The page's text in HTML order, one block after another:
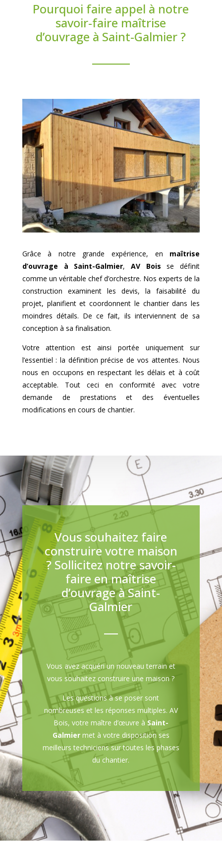
Pourquoi faire appel à notre
savoir-faire maîtrise
d’ouvrage à Saint-Galmier ?
Grâce à notre grande expérience, en maîtrise
d’ouvrage à
Saint-Galmier, AV Bois se définit
comme un véritable chef d’orchestre. Nos experts de la
construction examinent les devis, la faisabilité du
projet, planifient et coordonnent le chantier dans les
moindres détails. De ce fait, ils interviennent de sa
conception à sa finalisation.
Votre attention est ainsi portée uniquement sur
l’essentiel : la définition précise de vos attentes. Nous
nous en occupons en respectant les délais et à coût
acceptable. Tout ceci en conformité avec votre
demande de prestations et des éventuelles
modifications en cours de chantier.
Vous souhaitez faire
construire votre maison
? Sollicitez notre savoir-
faire en maîtrise
d’ouvrage à Saint-
Galmier
Vous avez acquéri un nouveau terrain et
vous souhaitez construire une maison ?
Les questions à se poser sont
nombreuses et les réponses multiples. AV
Bois, votre maître d’œuvre à Saint-
Galmiermet à votre disposition ses
meilleurs techniciens sur toutes les phases
du chantier.